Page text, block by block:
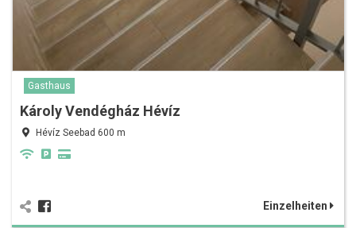
Gasthaus
Károly Vendégház Hévíz
Hévíz Seebad 600 m
Einzelheiten